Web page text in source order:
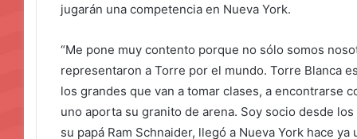
jugarán una competencia en Nueva York.
“Me pone muy contento porque no sólo somos
representaron a Torre por el mundo. Torre Blanca
los grandes que van a tomar clases, a encontrarse
uno aporta su granito de arena. Soy socio desde
su papá Ram Schnaider, llegó a Nueva York hace ya